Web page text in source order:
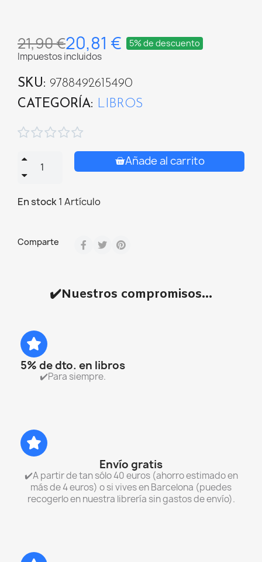
21,90 €20,81 € 5% de descuento
Impuestos incluidos
SKU
9788492615490
CATEGORÍA
LIBROS

Añade al carrito
En stock1 Artículo
Comparte
✔️Nuestros compromisos...
5% de dto. en libros
✔️Para siempre.
Envío gratis
✔️A partir de tan sólo 40 euros (ahorro estimado en
más de 4 euros) o si vives en Barcelona (puedes
recogerlo en nuestra librería sin gastos de envío).